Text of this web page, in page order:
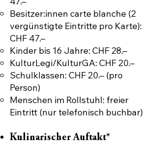
Besitzer:innen carte blanche (2
vergünstigte Eintritte pro Karte):
CHF 47.–
Kinder bis 16 Jahre: CHF 28.–
KulturLegi/KulturGA: CHF 20.–
Schulklassen: CHF 20.– (pro
Person)
Menschen im Rollstuhl: freier
Eintritt (nur telefonisch buchbar)
Kulinarischer Auftakt*